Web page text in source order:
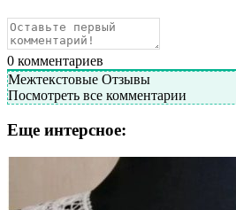
0 комментариев
Межтекстовые Отзывы
Посмотреть все комментарии
Еще интерсное: